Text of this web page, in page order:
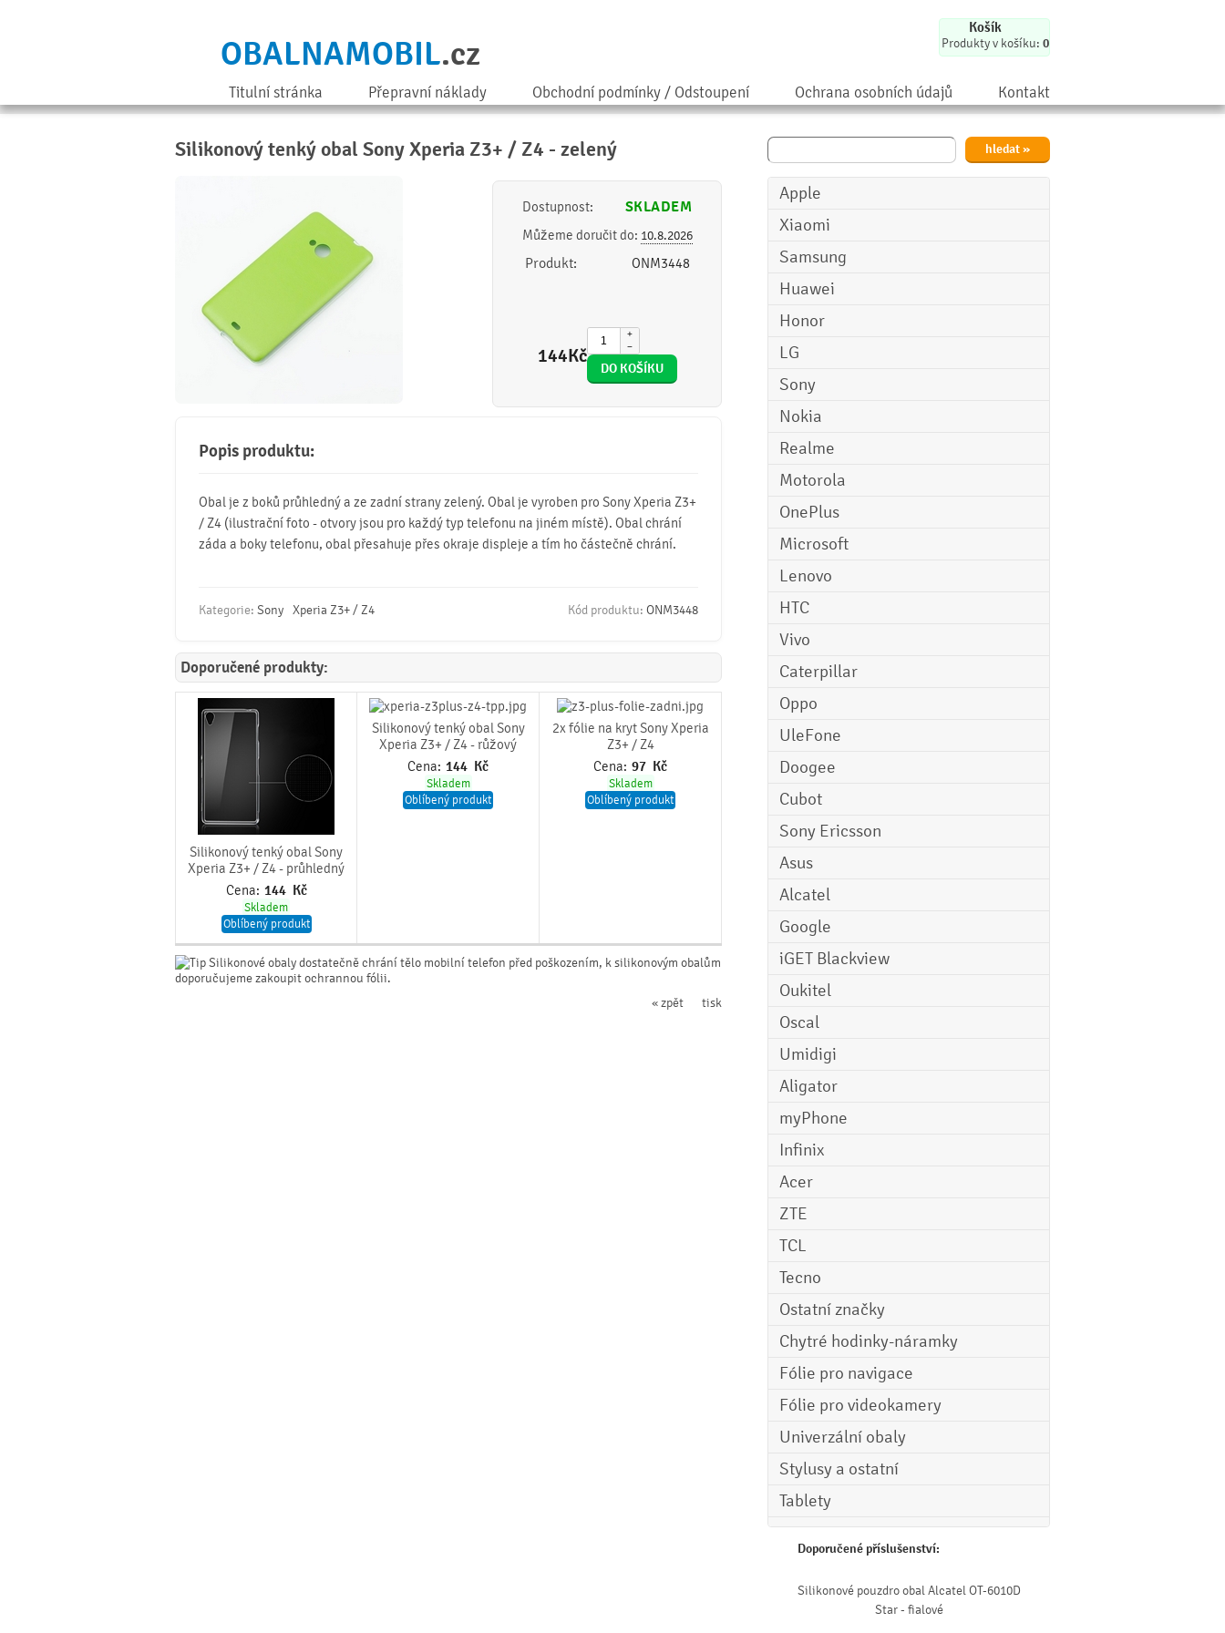
Košík
Produkty v košíku: 0
OBALNAMOBIL.cz
Titulní stránka Přepravní náklady Obchodní podmínky / Odstoupení Ochrana osobních údajů Kontakt
Apple
Xiaomi
Samsung
Huawei
Honor
LG
Sony
Nokia
Realme
Motorola
OnePlus
Microsoft
Lenovo
HTC
Vivo
Caterpillar
Oppo
UleFone
Doogee
Cubot
Sony Ericsson
Asus
Alcatel
Google
iGET Blackview
Oukitel
Oscal
Umidigi
Aligator
myPhone
Infinix
Acer
ZTE
TCL
Tecno
Ostatní značky
Chytré hodinky-náramky
Fólie pro navigace
Fólie pro videokamery
Univerzální obaly
Stylusy a ostatní
Tablety
Doporučené příslušenství:
Silikonové pouzdro obal Alcatel OT-6010D
Star - fialové
Silikonový tenký obal Sony Xperia Z3+ / Z4 - zelený
Dostupnost: SKLADEM
Můžeme doručit do: 10.8.2026
Produkt: ONM3448
144Kč
+
−
Popis produktu:
Obal je z boků průhledný a ze zadní strany zelený. Obal je vyroben pro Sony Xperia Z3+
/ Z4 (ilustrační foto - otvory jsou pro každý typ telefonu na jiném místě). Obal chrání
záda a boky telefonu, obal přesahuje přes okraje displeje a tím ho částečně chrání.
Kategorie: Sony Xperia Z3+ / Z4 Kód produktu: ONM3448
Doporučené produkty:
Silikonový tenký obal Sony
Xperia Z3+ / Z4 - průhledný
Cena: 144 Kč
Skladem
Oblíbený produkt
Silikonový tenký obal Sony
Xperia Z3+ / Z4 - růžový
Cena: 144 Kč
Skladem
Oblíbený produkt
2x fólie na kryt Sony Xperia
Z3+ / Z4
Cena: 97 Kč
Skladem
Oblíbený produkt
Silikonové obaly dostatečně chrání tělo mobilní telefon před poškozením, k silikonovým obalům
doporučujeme zakoupit ochrannou fólii.
tisk
« zpět